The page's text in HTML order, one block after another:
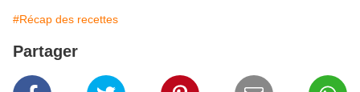
#Récap des recettes
Partager